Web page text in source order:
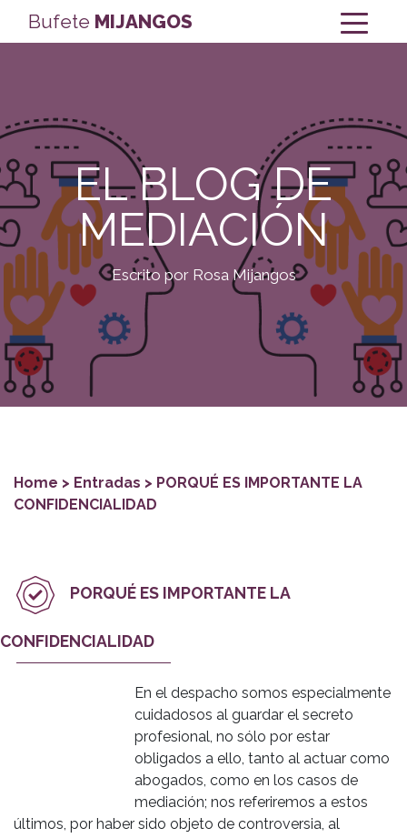
Bufete MIJANGOS
EL BLOG DE
MEDIACIÓN
Escrito por Rosa Mijangos
Home > Entradas > PORQUÉ ES IMPORTANTE LA
CONFIDENCIALIDAD
PORQUÉ ES IMPORTANTE LA
CONFIDENCIALIDAD
En el despacho somos especialmente
cuidadosos al guardar el secreto
profesional, no sólo por estar
obligados a ello, tanto al actuar como
abogados, como en los casos de
mediación; nos referiremos a estos
últimos, por haber sido objeto de controversia, al